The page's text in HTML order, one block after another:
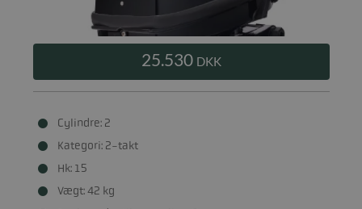
25.530 DKK
Cylindre: 2
Kategori: 2-takt
Hk: 15
Vægt: 42 kg